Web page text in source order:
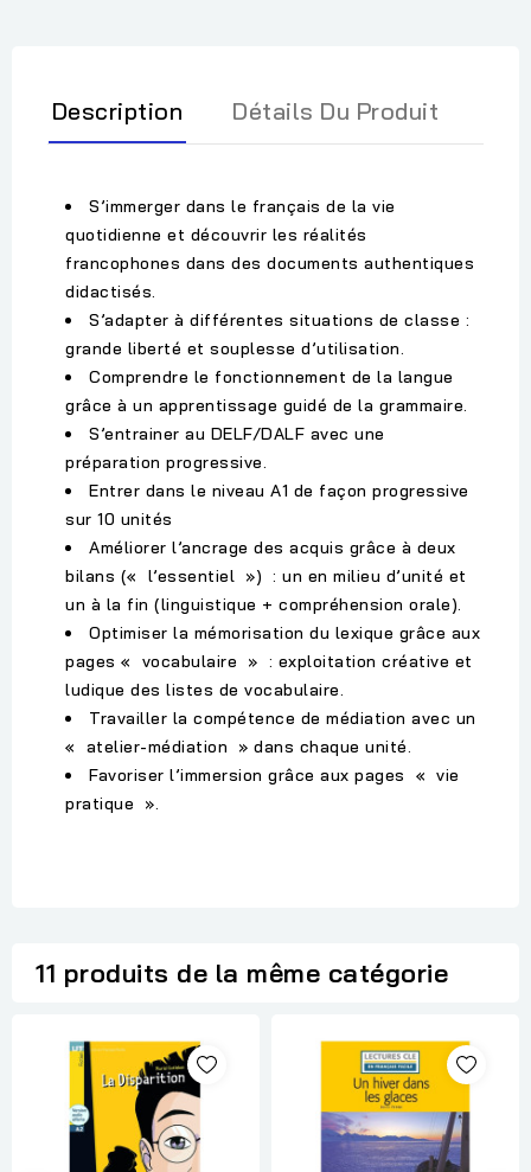
Description Détails Du Produit
S’immerger dans le français de la vie
quotidienne et découvrir les réalités
francophones dans des documents authentiques
didactisés.
S’adapter à différentes situations de classe :
grande liberté et souplesse d’utilisation.
Comprendre le fonctionnement de la langue
grâce à un apprentissage guidé de la grammaire.
S’entrainer au DELF/DALF avec une
préparation progressive.
Entrer dans le niveau A1 de façon progressive
sur 10 unités
Améliorer l’ancrage des acquis grâce à deux
bilans (« l’essentiel ») : un en milieu d’unité et
un à la fin (linguistique + compréhension orale).
Optimiser la mémorisation du lexique grâce aux
pages « vocabulaire » : exploitation créative et
ludique des listes de vocabulaire.
Travailler la compétence de médiation avec un
« atelier-médiation » dans chaque unité.
Favoriser l’immersion grâce aux pages « vie
pratique ».
11 produits de la même catégorie